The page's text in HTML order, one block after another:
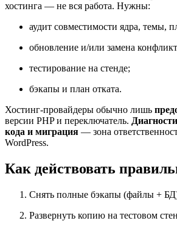
хостинга — не вся работа. Нужны:
аудит совместимости ядра, темы,
обновление и/или замена
тестирование на стенде;
бэкапы и план отката.
Хостинг-провайдеры обычно лишь
версии PHP и переключатель.
кода и миграция — зона
WordPress.
Как действовать
Снять полные бэкапы (файлы +
Развернуть копию на тестовом